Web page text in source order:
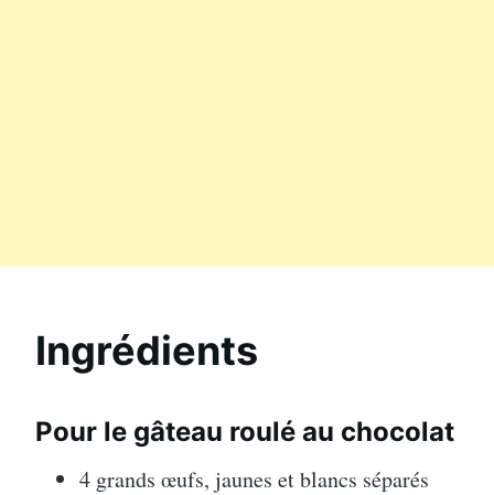
Ingrédients
Pour le gâteau roulé au chocolat
4 grands œufs, jaunes et blancs séparés